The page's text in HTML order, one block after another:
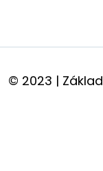
© 2023 |